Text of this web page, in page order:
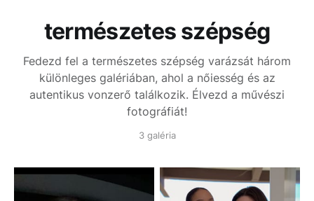
természetes szépség
Fedezd fel a természetes szépség varázsát három
különleges galériában, ahol a nőiesség és az
autentikus vonzerő találkozik. Élvezd a művészi
fotográfiát!
3 galéria